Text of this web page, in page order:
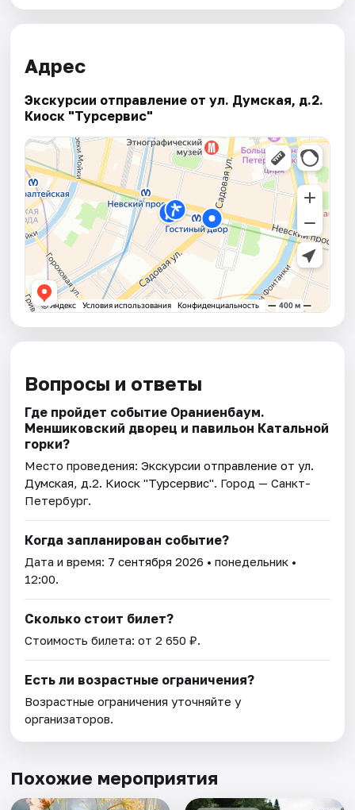
Адрес
Экскурсии отправление от ул. Думская, д.2.
Киоск "Турсервис"
Вопросы и ответы
Где пройдет событие Ораниенбаум.
Меншиковский дворец и павильон Катальной
горки?
Место проведения:Экскурсии отправление от ул.
Думская, д.2. Киоск "Турсервис". Город — Санкт-
Петербург.
Когда запланирован событие?
Дата и время: 7 сентября 2026 • понедельник •
12:00.
Сколько стоит билет?
Стоимость билета: от 2 650 ₽.
Есть ли возрастные ограничения?
Возрастные ограничения уточняйте у
организаторов.
Похожие мероприятия